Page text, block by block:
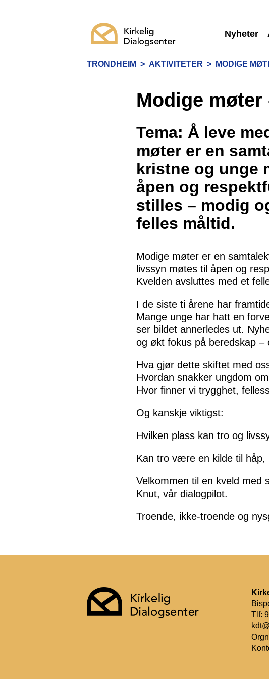
Nyheter
TRONDHEIM > AKTIVITETER > MODIGE
Modige
Tema: Å leve
møter er en
kristne og unge
åpen og
stilles – modig
felles måltid.
Modige møter er en
livssyn møtes til åpen og
Kvelden avsluttes med et
I de siste ti årene har
Mange unge har hatt en
ser bildet annerledes ut.
og økt fokus på beredskap –
Hva gjør dette skiftet med
Hvordan snakker ungdom
Hvor finner vi trygghet,
Og kanskje viktigst:
Hvilken plass kan tro og
Kan tro være en kilde til
Velkommen til en kveld med
Knut, vår dialogpilot.
Troende, ikke-troende og
Tlf: